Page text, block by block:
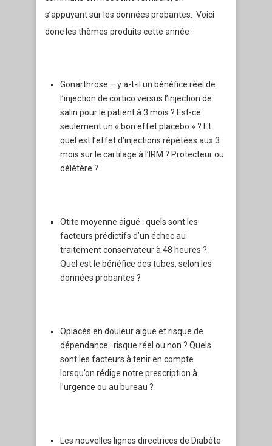
s’appuyant sur les données probantes. Voici
donc les thèmes produits cette année :
Gonarthrose – y a-t-il un bénéfice réel de
l’injection de cortico versus l’injection de
salin pour le patient à 3 mois ? Est-ce
seulement un « bon effet placebo » ? Et
quel est l’effet d’injections répétées aux 3
mois sur le cartilage à l’IRM ? Protecteur ou
délétère ?
Otite moyenne aiguë : quels sont les
facteurs prédictifs d’un échec au
traitement conservateur à 48 heures ?
Quel est le bénéfice des tubes, selon les
données probantes ?
Opiacés en douleur aiguë et risque de
dépendance : risque réel ou non ? Quels
sont les facteurs à tenir en compte
lorsqu’on rédige notre prescription à
l’urgence ou au bureau ?
Les nouvelles lignes directrices de Diabète